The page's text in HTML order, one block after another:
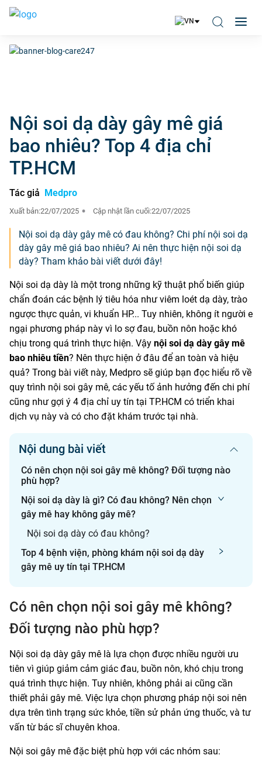
Nội soi dạ dày gây mê giá
bao nhiêu? Top 4 địa chỉ
TP.HCM
Tác giả Medpro
Xuất bản:22/07/2025 Cập nhật lần cuối:22/07/2025
Nội soi dạ dày gây mê có đau không? Chi phí nội soi dạ
dày gây mê giá bao nhiêu? Ai nên thực hiện nội soi dạ
dày? Tham khảo bài viết dưới đây!
Nội soi dạ dày là một trong những kỹ thuật phổ biến giúp
chẩn đoán các bệnh lý tiêu hóa như viêm loét dạ dày, trào
ngược thực quản, vi khuẩn HP... Tuy nhiên, không ít người e
ngại phương pháp này vì lo sợ đau, buồn nôn hoặc khó
chịu trong quá trình thực hiện. Vậy nội soi dạ dày gây mê
bao nhiêu tiền? Nên thực hiện ở đâu để an toàn và hiệu
quả? Trong bài viết này, Medpro sẽ giúp bạn đọc hiểu rõ về
quy trình nội soi gây mê, các yếu tố ảnh hưởng đến chi phí
cũng như gợi ý 4 địa chỉ uy tín tại TP.HCM có triển khai
dịch vụ này và có cho đặt khám trước tại nhà.
Nội dung bài viết
Có nên chọn nội soi gây mê không? Đối tượng nào
phù hợp?
Nội soi dạ dày là gì? Có đau không? Nên chọn
gây mê hay không gây mê?
Nội soi dạ dày có đau không?
Top 4 bệnh viện, phòng khám nội soi dạ dày
gây mê uy tín tại TP.HCM
Có nên chọn nội soi gây mê không?
Đối tượng nào phù hợp?
Nội soi dạ dày gây mê là lựa chọn được nhiều người ưu
tiên vì giúp giảm cảm giác đau, buồn nôn, khó chịu trong
quá trình thực hiện. Tuy nhiên, không phải ai cũng cần
thiết phải gây mê. Việc lựa chọn phương pháp nội soi nên
dựa trên tình trạng sức khỏe, tiền sử phản ứng thuốc, và tư
vấn từ bác sĩ chuyên khoa.
Nội soi gây mê đặc biệt phù hợp với các nhóm sau: